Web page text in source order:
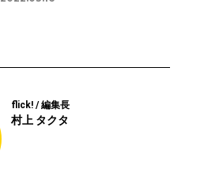
flick! / 編集長
村上 タクタ